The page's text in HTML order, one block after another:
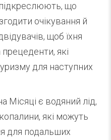
що
очікування й
щоб їхня
прецеденти, які
для наступних
Місяці є водяний лід,
які можуть
для подальших